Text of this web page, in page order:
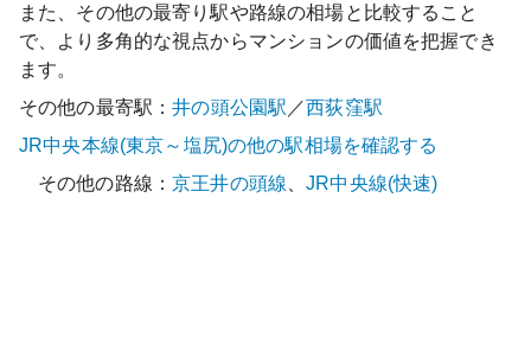
また、その他の最寄り駅や路線の相場と比較すること
で、より多角的な視点からマンションの価値を把握でき
ます。
その他の最寄駅：井の頭公園駅 ／西荻窪駅
JR中央本線(東京～塩尻)の他の駅相場を確認する
その他の路線：京王井の頭線 、JR中央線(快速)